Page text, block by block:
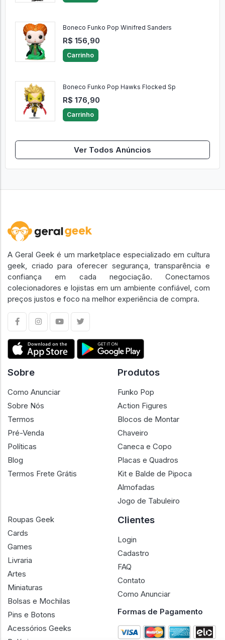
Boneco Funko Pop Winifred Sanders
R$ 156,90
Carrinho
Boneco Funko Pop Hawks Flocked Sp
R$ 176,90
Carrinho
Ver Todos Anúncios
A Geral Geek é um marketplace especializado em cultura
geek, criado para oferecer segurança, transparência e
confiança em cada negociação. Conectamos
colecionadores e lojistas em um ambiente confiável, com
preços justos e foco na melhor experiência de compra.
Sobre
Como Anunciar
Sobre Nós
Termos
Pré-Venda
Políticas
Blog
Termos Frete Grátis
Produtos
Funko Pop
Action Figures
Blocos de Montar
Chaveiro
Caneca e Copo
Placas e Quadros
Kit e Balde de Pipoca
Almofadas
Jogo de Tabuleiro
Roupas Geek
Cards
Games
Livraria
Artes
Miniaturas
Bolsas e Mochilas
Pins e Botons
Acessórios Geeks
Clientes
Login
Cadastro
FAQ
Contato
Como Anunciar
Formas de Pagamento